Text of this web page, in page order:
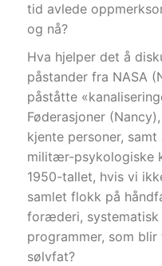
tid avlede
og nå?
Hva hjelper det å
påstander fra NASA
påståtte
Føderasjoner
kjente personer,
militær-psykologiske
1950-tallet, hvis vi
samlet flokk på
foræderi, systematisk
programmer, som
sølvfat?